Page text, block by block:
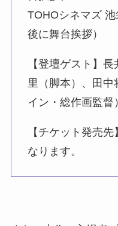
TOHOシネマズ
後に舞台挨拶）
【登壇ゲスト】
里（脚本）、田
イン・総作画監督）
【チケット発売
なります。